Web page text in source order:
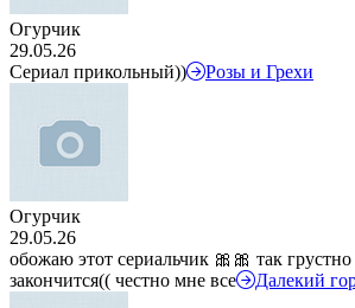
Огурчик
29.05.26
Сериал прикольный))
Розы и Грехи
Огурчик
29.05.26
обожаю этот сериальчик 🎀🎀 так грустно
закончится(( честно мне все
Далекий